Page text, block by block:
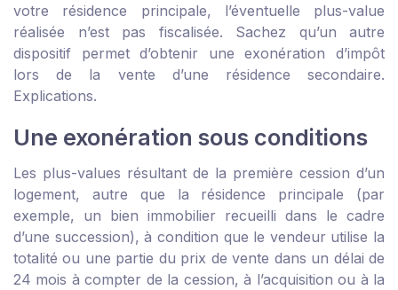
votre résidence principale, l’éventuelle plus-value
réalisée n’est pas fiscalisée. Sachez qu’un autre
dispositif permet d’obtenir une exonération d’impôt
lors de la vente d’une résidence secondaire.
Explications.
Une exonération sous conditions
Les plus-values résultant de la première cession d’un
logement, autre que la résidence principale (par
exemple, un bien immobilier recueilli dans le cadre
d’une succession), à condition que le vendeur utilise la
totalité ou une partie du prix de vente dans un délai de
24 mois à compter de la cession, à l’acquisition ou à la